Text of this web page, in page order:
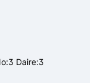
Daire:3